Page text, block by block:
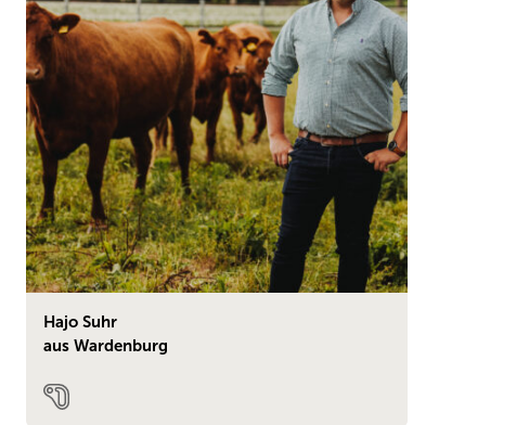
Hajo Suhr
aus Wardenburg